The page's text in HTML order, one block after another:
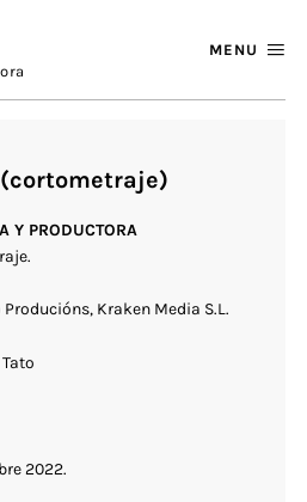
MENU
Y PRODUCTORA
Kraken Media S.L.
2022.